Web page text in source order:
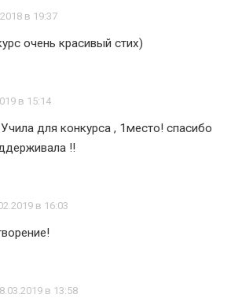
в 19:37
очень красивый стих)
в 15:14
для конкурса , 1место! спасибо
!!
в 16:03
в 13:58